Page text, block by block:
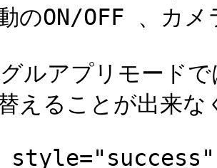
のON/OFF 、カ
えることが出来な